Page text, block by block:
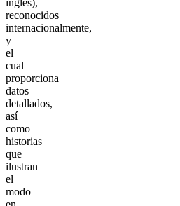
inglés),
reconocidos
internacionalmente,
y
el
cual
proporciona
datos
detallados,
así
como
historias
que
ilustran
el
modo